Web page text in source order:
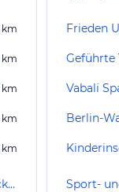
km
km
km
km
km
Sehenswürdigkeiten in Berlin-Reinickendorf
Vabali
Berlin-